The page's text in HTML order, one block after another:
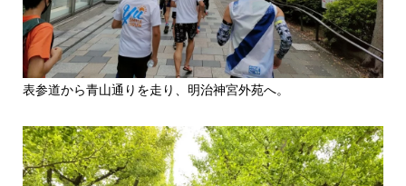
表参道から青山通りを走り、明治神宮外苑へ。